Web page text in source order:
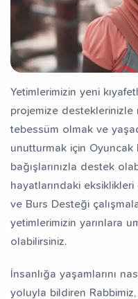
Yetiştiriyorum
Yetimlerimizin yeni
projemize desteklerinizle
tebessüm olmak ve
unutturmak için Oyuncak
bağışlarınızla destek
hayatlarındaki
ve Burs Desteği
yetimlerimizin yarınlara
olabilirsiniz.
İnsanlığa yaşamlarını
yoluyla bildiren